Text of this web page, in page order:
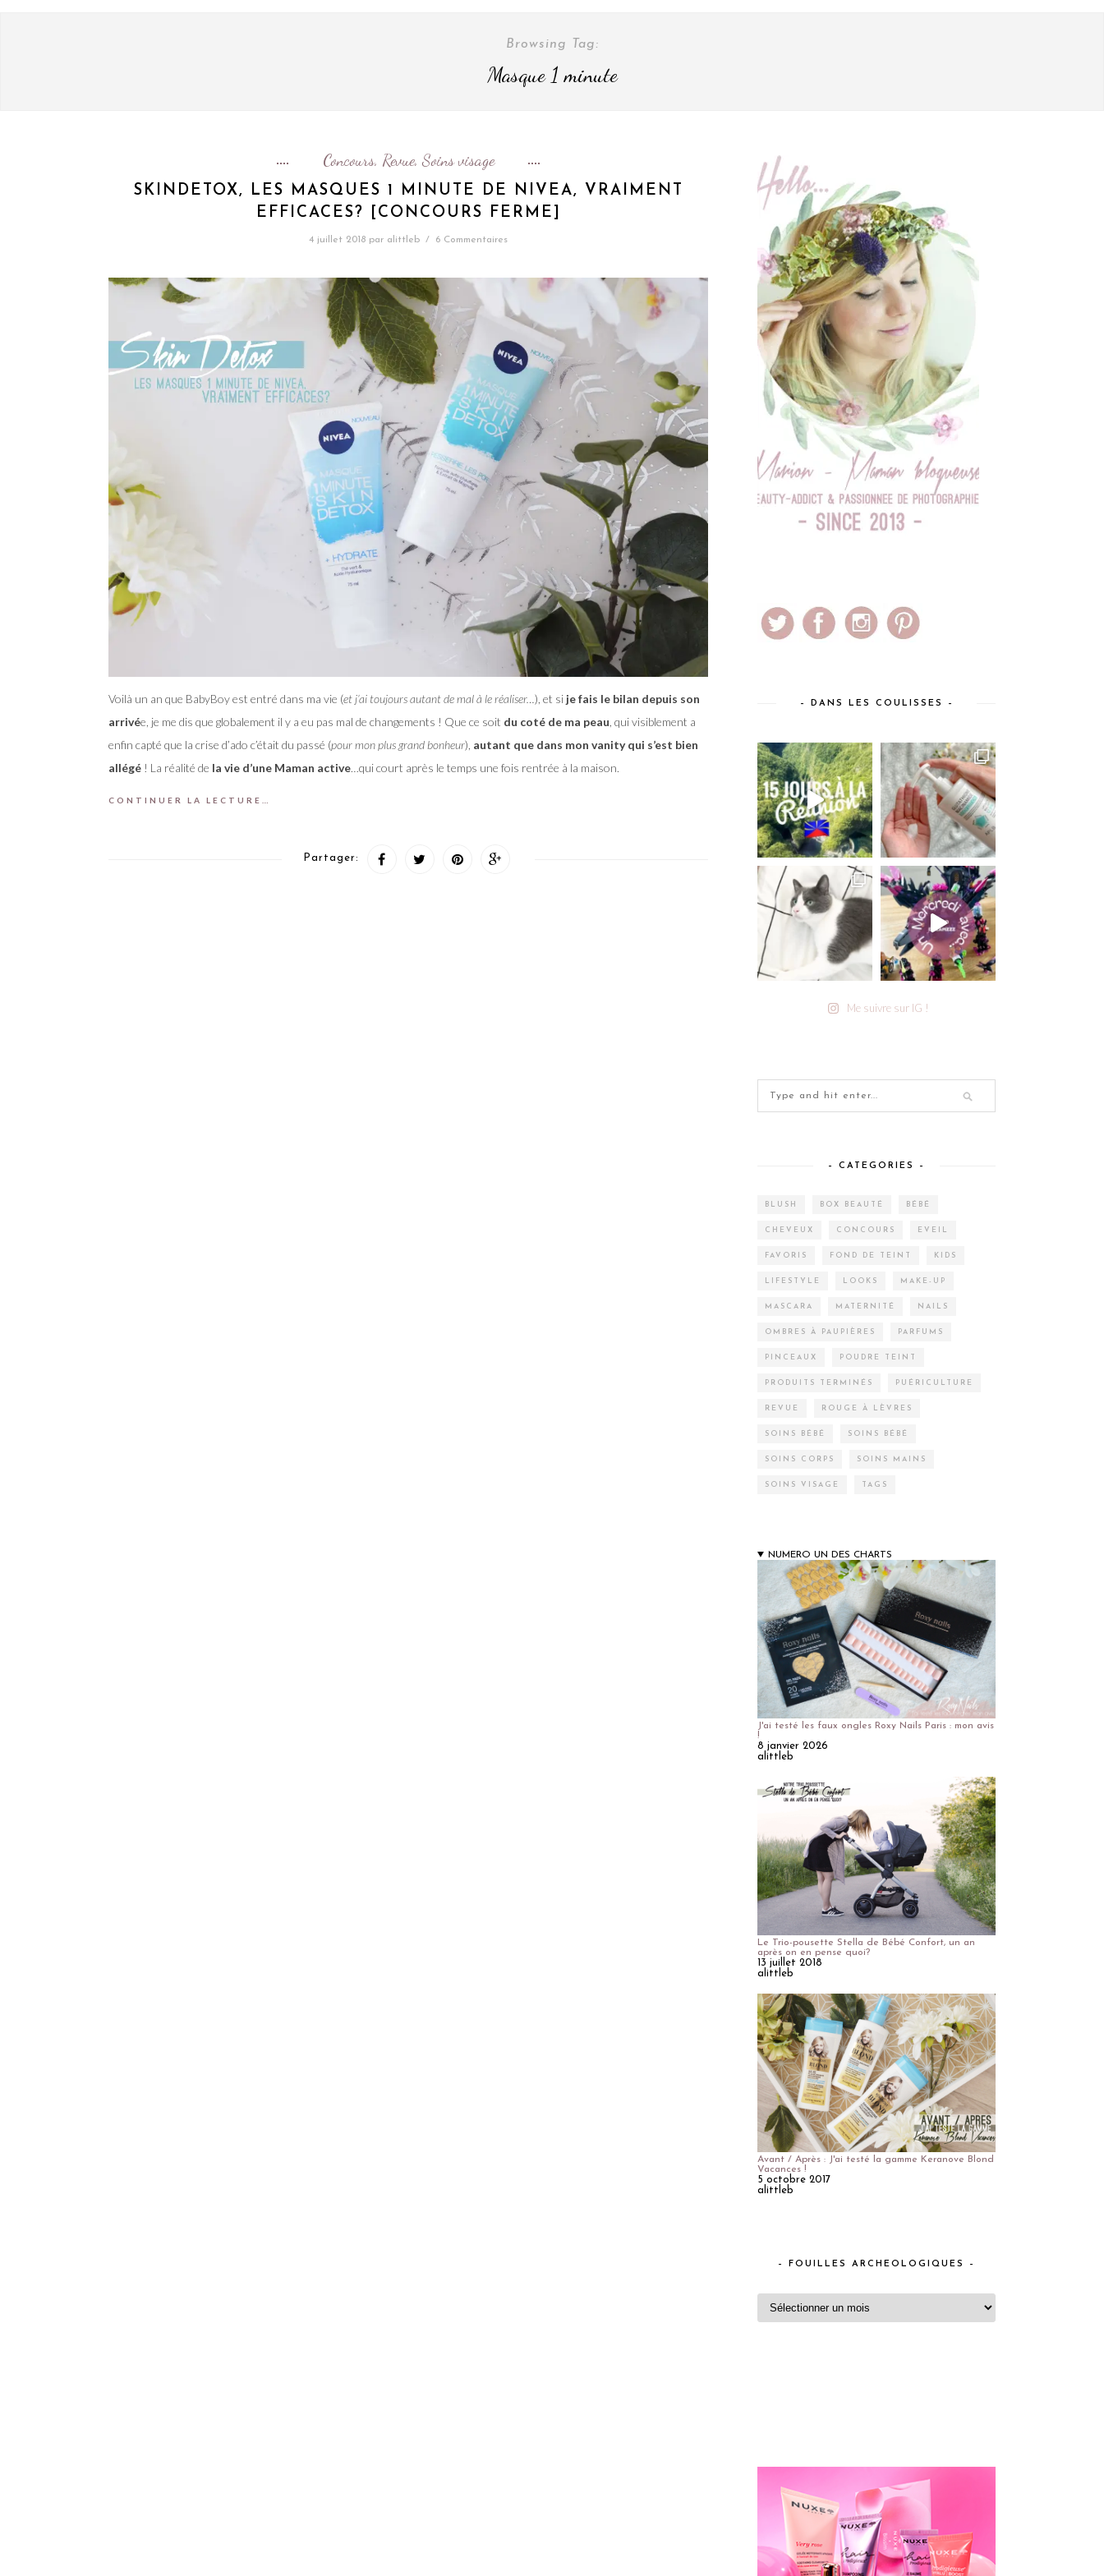
Browsing Tag:
Masque 1 minute
Concours, Revue, Soins visage
SKINDETOX, LES MASQUES 1 MINUTE DE NIVEA, VRAIMENT
EFFICACES? [CONCOURS FERME]
4 juillet 2018 par alittleb / 6 Commentaires
Voilà un an que BabyBoy est entré dans ma vie (et j’ai toujours autant de mal à le réaliser…), et si je fais le bilan depuis son
arrivée, je me dis que globalement il y a eu pas mal de changements ! Que ce soit du coté de ma peau , qui visiblement a
enfin capté que la crise d’ado c’était du passé (pour mon plus grand bonheur), autant que dans mon vanity qui s’est bien
allégé ! La réalité de la vie d’une Maman active…qui court après le temps une fois rentrée à la maison.
CONTINUER LA LECTURE…
Partager:
– DANS LES COULISSES –
Me suivre sur IG !
– CATEGORIES –
BLUSH BOX BEAUTÉ BÉBÉ
CHEVEUX CONCOURS EVEIL
FAVORIS FOND DE TEINT KIDS
LIFESTYLE LOOKS MAKE-UP
MASCARA MATERNITÉ NAILS
OMBRES À PAUPIÈRES PARFUMS
PINCEAUX POUDRE TEINT
PRODUITS TERMINÉS PUÉRICULTURE
REVUE ROUGE À LÈVRES
SOINS BÉBÉ SOINS BÉBÉ
SOINS CORPS SOINS MAINS
SOINS VISAGE TAGS
NUMERO UN DES CHARTS
J'ai testé les faux ongles Roxy Nails Paris : mon avis
!
8 janvier 2026
alittleb
Le Trio-pousette Stella de Bébé Confort, un an
après on en pense quoi?
13 juillet 2018
alittleb
Avant / Après : J'ai testé la gamme Keranove Blond
Vacances !
5 octobre 2017
alittleb
– FOUILLES ARCHEOLOGIQUES –